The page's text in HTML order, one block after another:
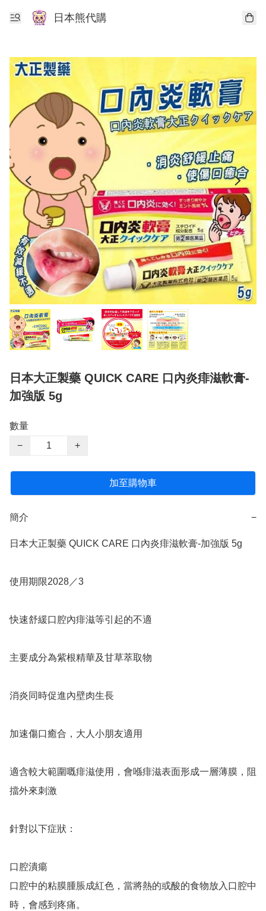
日本熊代購
日本大正製藥 QUICK CARE 口內炎痱滋軟膏-
加強版 5g
數量
−
+
加至購物車
簡介 −
日本大正製藥 QUICK CARE 口內炎痱滋軟膏-加強版 5g
使用期限2028／3
快速舒緩口腔內痱滋等引起的不適
主要成分為紫根精華及甘草萃取物
消炎同時促進內壁肉生長
加速傷口癒合，大人小朋友適用
適含較大範圍嘅痱滋使用，會喺痱滋表面形成一層薄膜，阻
擋外來刺激
針對以下症狀：
口腔潰瘍
口腔中的粘膜腫脹成紅色，當將熱的或酸的食物放入口腔中
時，會感到疼痛。